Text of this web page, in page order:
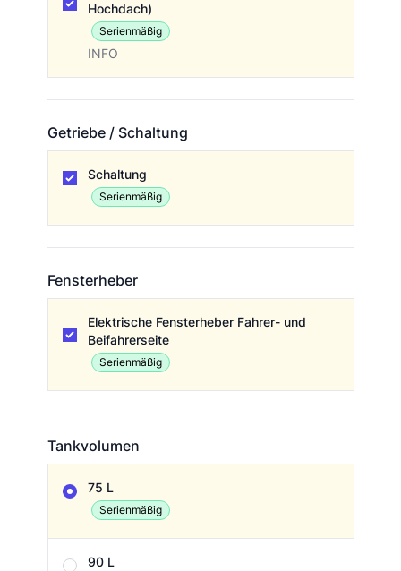
Hochdach)
Serienmäßig
INFO
Getriebe / Schaltung
Schaltung
Serienmäßig
Fensterheber
Elektrische Fensterheber Fahrer- und
Beifahrerseite
Serienmäßig
Tankvolumen
75 L
Serienmäßig
90 L